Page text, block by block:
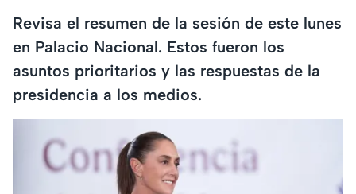
Revisa el resumen de la sesión de este lunes
en Palacio Nacional. Estos fueron los
asuntos prioritarios y las respuestas de la
presidencia a los medios.